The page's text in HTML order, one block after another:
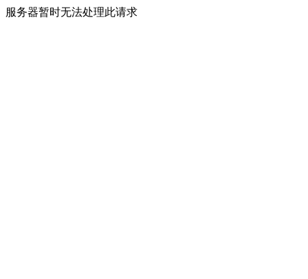
服务器暂时无法处理此请求